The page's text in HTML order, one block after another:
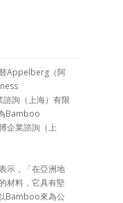
Appelberg（阿
詢（上海）有限
Bamboo
企業諮詢（上
示，「在亞洲地
材料，它具有堅
Bamboo來為公